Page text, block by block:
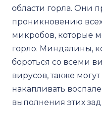
области горла. Они
проникновению
микробов, которые
горло. Миндалины,
бороться со всеми
вирусов, также
накапливать
выполнения этих